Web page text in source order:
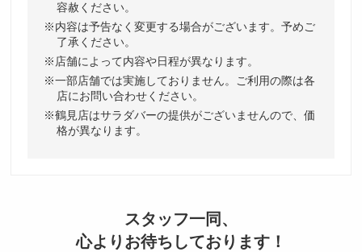
容赦ください。
内容は予告なく変更する場合がございます。予めご
了承ください。
店舗によって内容や日程が異なります。
一部店舗では実施しておりません。ご利用の際は各
店にお問い合わせください。
鶴見店はサラダバーの提供がございませんので、価
格が異なります。
スタッフ一同、
心よりお待ちしております！